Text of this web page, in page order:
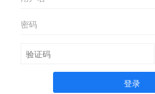
登录